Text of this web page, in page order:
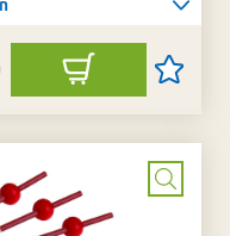
erhöhen
In
den
Artikel
setzen
/
Bild